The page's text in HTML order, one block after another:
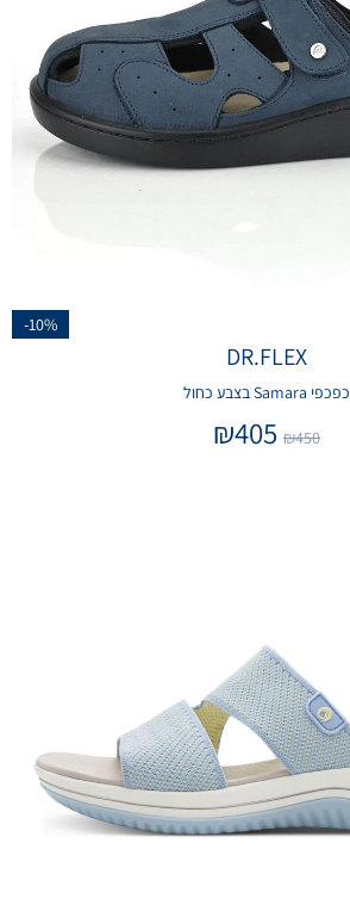
-10%
DR.FLEX
כפכפי Samara בצבע כחול
₪450
₪405